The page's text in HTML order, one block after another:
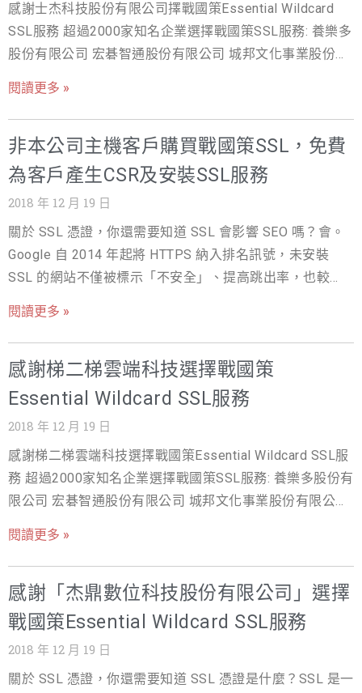
客服中心 加入官方LINE:@119m 免付費客服專線 0800-
003-191 關於 SSL 憑證，你還需要知道 SSL 會影響 SEO
嗎？會。Google 自 2014 年起將 HTTPS 納入排名訊號，
未安裝 SSL 的網站不僅被標示「不安全」、提高跳出率，
麼？完整指南｜SSL 憑證費用比較｜SSL 憑證種類怎麼選
｜免費 SSL 申請
感謝士杰科技股份有限公司擇戰國策Essential Wildcard
SSL服務 超過2000家知名企業選擇戰國策SSL服務: 養樂多
股份有限公司 宏碁智通股份有限公司 城邦文化事業股份有
技醫藥股份有限公司 空中美語文教事業股份有限公司 中華
徵信所企業股份有限公司 愛上新鮮股份有限公司 御豹企業
股份有限公司 晶化生技醫藥股份有限公司 港都春天有限公
公司 威翔航空科技股份有限公司 兆銀資訊系統股份有限公
司 福居生命科技股份有限公司 新皮屋國際有限公司 士杰科
技股份有限公司 選擇戰國策SSL的三大服務優勢: 1.買2年
SSL贈送六大好禮 2.免費試用90天，免費提供安裝SSL服務
3.非本公司主機客戶買SSL，若貴站主機商無法安裝SSL本
立即上網訂購 https://s9s.com/ssl/ (現在加入戰國策會員
就送300元購物金) 若您有任何問題，歡迎您洽詢戰國策24
小時客服中心：4499-319（手機直撥請加02） 關於 SSL
憑證後，網址會從 http 變成 https 並出現鎖頭圖示，不僅
保護使用者資料，也能提升網站可信度與 Google 搜尋排
名。Google 已明確將 HTTPS 列為排名因素，未加密的網
站在搜尋結果中會逐漸失去競爭力。 延伸閱讀：SSL 是什
閱讀更多 »
非本公司主機客戶購買戰國策SSL，免費
為客戶產生CSR及安裝SSL服務
2018 年 12 月 19 日
關於 SSL 憑證，你還需要知道 SSL 會影響 SEO 嗎？會。
Google 自 2014 年起將 HTTPS 納入排名訊號，未安裝
SSL 的網站不僅被標示「不安全」、提高跳出率，也較難
整指南｜SSL 憑證費用比較｜SSL 憑證種類怎麼選｜免費
SSL 申請
閱讀更多 »
感謝梯二梯雲端科技選擇戰國策
Essential Wildcard SSL服務
2018 年 12 月 19 日
感謝梯二梯雲端科技選擇戰國策Essential Wildcard SSL服
務 超過2000家知名企業選擇戰國策SSL服務: 養樂多股份有
限公司 宏碁智通股份有限公司 城邦文化事業股份有限公司
股份有限公司 空中美語文教事業股份有限公司 中華徵信所
企業股份有限公司 愛上新鮮股份有限公司 御豹企業股份有
限公司 晶化生技醫藥股份有限公司 港都春天有限公司 社團
翔航空科技股份有限公司 兆銀資訊系統股份有限公司 福居
生命科技股份有限公司 新皮屋國際有限公司 士杰科技股份
閱讀更多 »
感謝「杰鼎數位科技股份有限公司」選擇
戰國策Essential Wildcard SSL服務
2018 年 12 月 19 日
關於 SSL 憑證，你還需要知道 SSL 憑證是什麼？SSL 是一